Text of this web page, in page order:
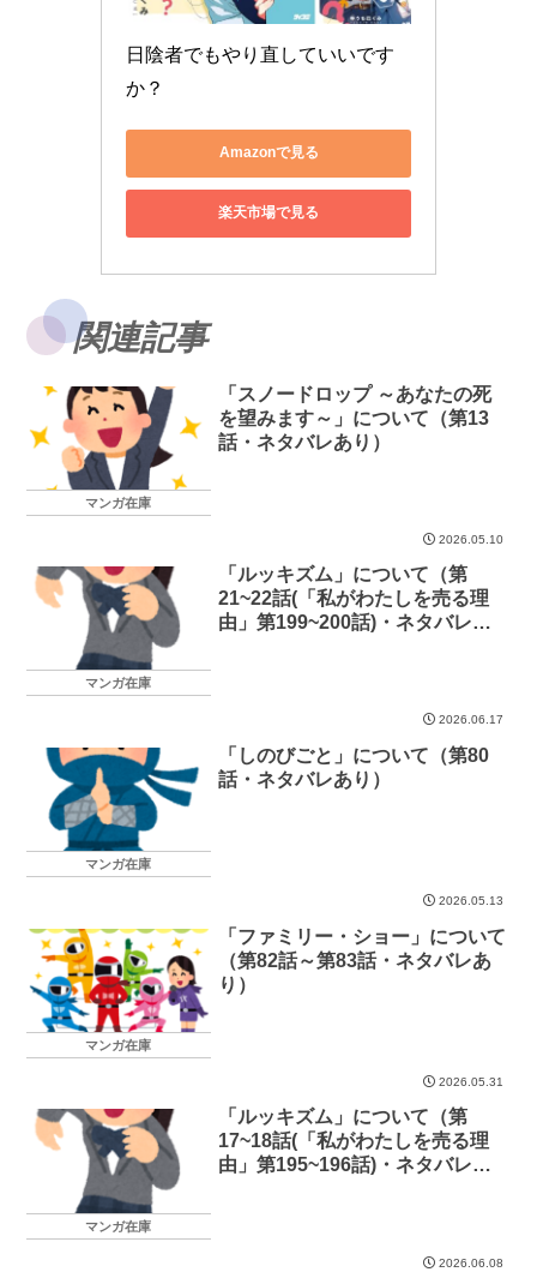
日陰者でもやり直していいです
か？
Amazonで見る
楽天市場で見る
関連記事
マンガ在庫
「スノードロップ ～あなたの死
を望みます～」について（第13
話・ネタバレあり）
2026.05.10
マンガ在庫
「ルッキズム」について（第
21~22話(「私がわたしを売る理
由」第199~200話)・ネタバレあ
2026.06.17
マンガ在庫
「しのびごと」について（第80
話・ネタバレあり）
2026.05.13
マンガ在庫
「ファミリー・ショー」について
（第82話～第83話・ネタバレあ
り）
2026.05.31
マンガ在庫
「ルッキズム」について（第
17~18話(「私がわたしを売る理
由」第195~196話)・ネタバレあ
2026.06.08